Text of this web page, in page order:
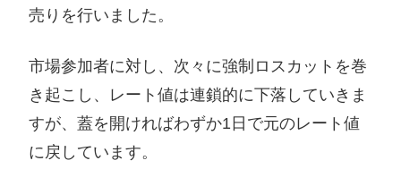
売りを行いました。
市場参加者に対し、次々に強制ロスカットを巻
き起こし、レート値は連鎖的に下落していきま
すが、蓋を開ければわずか1日で元のレート値
に戻しています。